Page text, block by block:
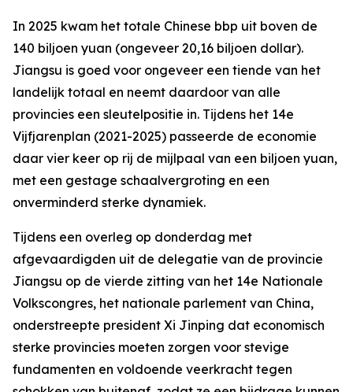
In 2025 kwam het totale Chinese bbp uit boven de
140 biljoen yuan (ongeveer 20,16 biljoen dollar).
Jiangsu is goed voor ongeveer een tiende van het
landelijk totaal en neemt daardoor van alle
provincies een sleutelpositie in. Tijdens het 14e
Vijfjarenplan (2021-2025) passeerde de economie
daar vier keer op rij de mijlpaal van een biljoen yuan,
met een gestage schaalvergroting en een
onverminderd sterke dynamiek.
Tijdens een overleg op donderdag met
afgevaardigden uit de delegatie van de provincie
Jiangsu op de vierde zitting van het 14e Nationale
Volkscongres, het nationale parlement van China,
onderstreepte president Xi Jinping dat economisch
sterke provincies moeten zorgen voor stevige
fundamenten en voldoende veerkracht tegen